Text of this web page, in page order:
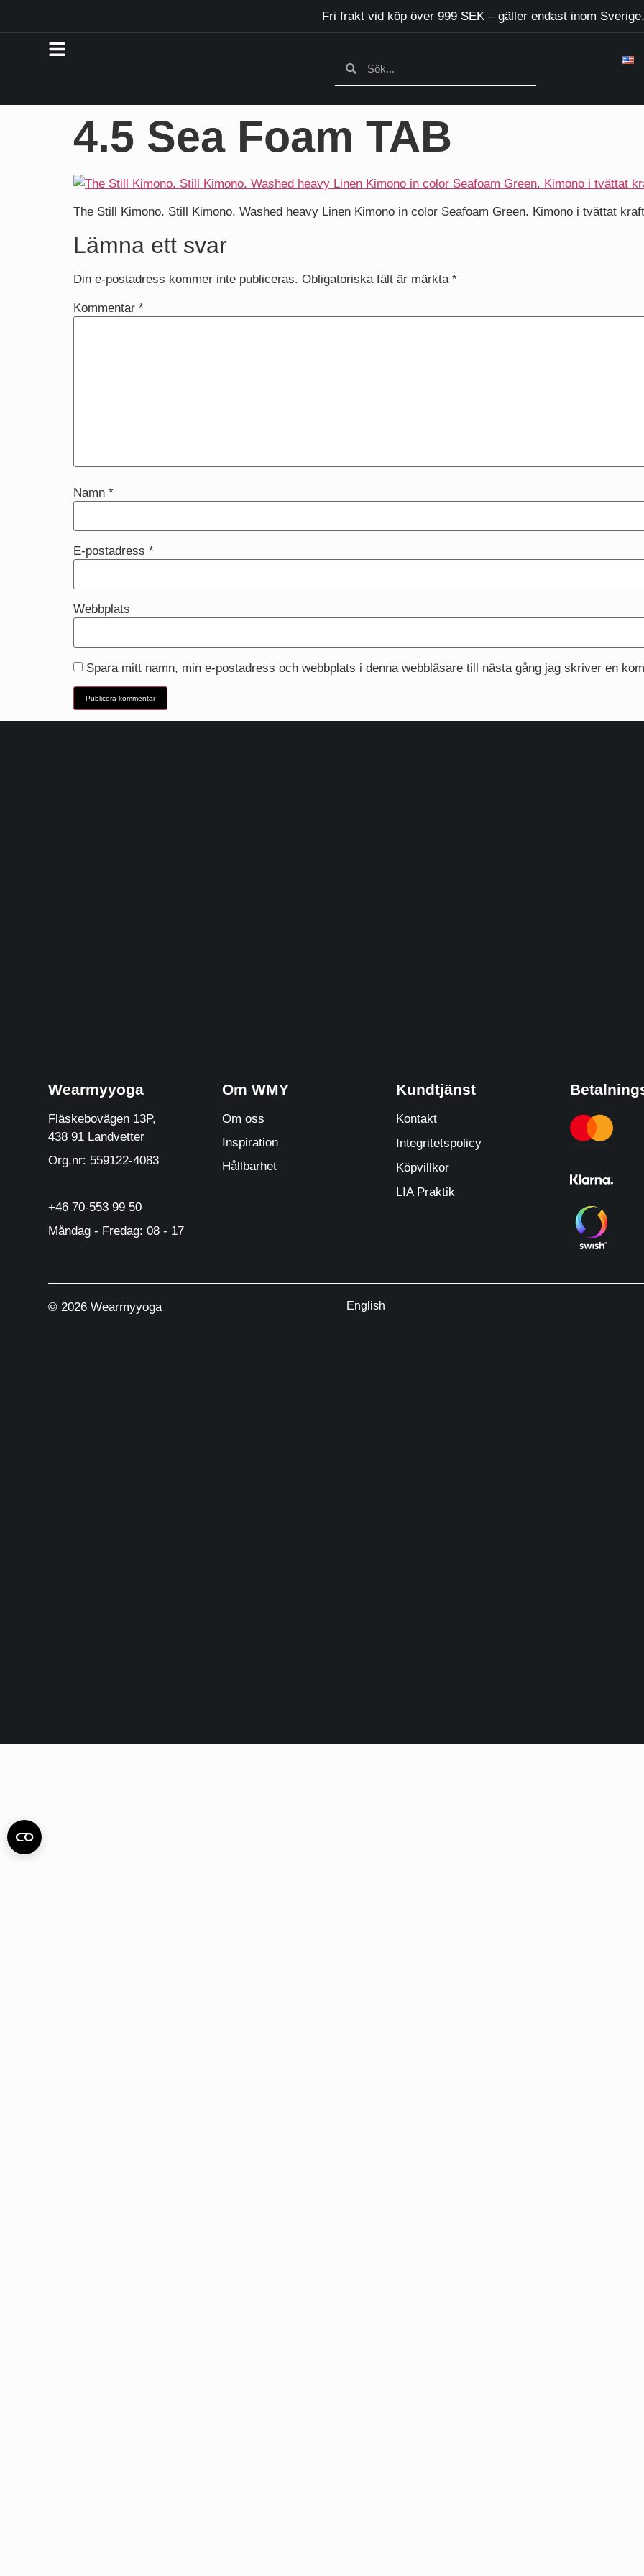
Fri frakt vid köp över 999 SEK – gäller endast inom Sverige.
4.5 Sea Foam TAB
The Still Kimono. Still Kimono. Washed heavy Linen Kimono in color Seafoam Green. Kimono i tvättat
Lämna ett svar
Din e-postadress kommer inte publiceras. Obligatoriska fält är märkta *
Kommentar *
Namn *
E-postadress *
Webbplats
Spara mitt namn, min e-postadress och webbplats i denna webbläsare till nästa gång jag skriver en
Wearmyyoga
Fläskebovägen 13P,
438 91 Landvetter
Org.nr: 559122-4083
+46 70-553 99 50
Måndag - Fredag: 08 - 17
Om WMY
Om oss
Inspiration
Hållbarhet
Kundtjänst
Kontakt
Integritetspolicy
Köpvillkor
LIA Praktik
© 2026 Wearmyyoga English